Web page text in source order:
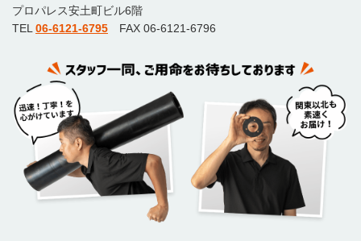
プロパレス安土町ビル6階
TEL 06-6121-6795 FAX 06-6121-6796